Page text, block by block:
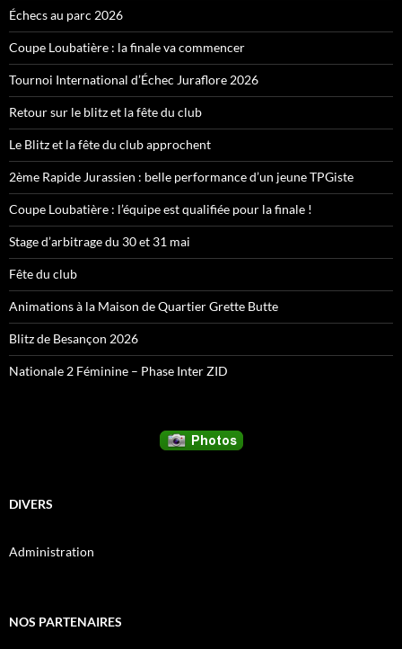
Échecs au parc 2026
Coupe Loubatière : la finale va commencer
Tournoi International d’Échec Juraflore 2026
Retour sur le blitz et la fête du club
Le Blitz et la fête du club approchent
2ème Rapide Jurassien : belle performance d’un jeune TPGiste
Coupe Loubatière : l’équipe est qualifiée pour la finale !
Stage d’arbitrage du 30 et 31 mai
Fête du club
Animations à la Maison de Quartier Grette Butte
Blitz de Besançon 2026
Nationale 2 Féminine – Phase Inter ZID
DIVERS
Administration
NOS PARTENAIRES